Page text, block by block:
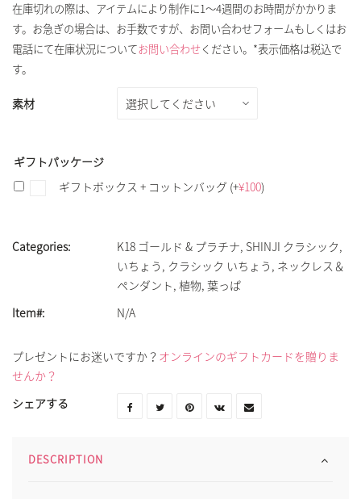
在庫切れの際は、アイテムにより制作に1～4週間のお時間がかかりま
す。お急ぎの場合は、お手数ですが、お問い合わせフォームもしくはお
電話にて在庫状況についてお問い合わせ ください。*表示価格は税込で
す。
素材
ギフトパッケージ
ギフトボックス + コットンバッグ (+¥100)
Categories: K18 ゴールド & プラチナ, SHINJI クラシック,
いちょう , クラシック いちょう , ネックレス＆
ペンダント, 植物, 葉っぱ
Item#:
N/A
プレゼントにお迷いですか？ オンラインのギフトカードを贈りま
せんか？
シェアする
DESCRIPTION